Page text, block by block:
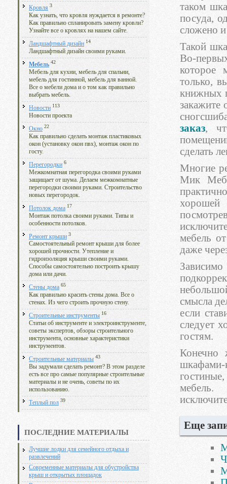
Кровля 3
Как узнать, что кровля нуждается в ремонте?
Как правильно спланировать замену кровли?
Узнайте все о кровлях на нашем сайте.
Ландшафтный дизайн 14
Ландшафтный дизайн своими руками.
Мебель 42
Мебель для кухни, мебель для спальни,
мебель для гостинной, мебель для ванной.
Все о мебели дома и о том как правильно
выбрать мебель.
Новости 113
Новости проекта
Окно 22
Как правильно сделать монтаж пластиковых
окон (установку окон пвх), монтаж окон по
госту.
Перегородки 6
Межкомнатная перегородка своими руками
защищает от шума. Делаем межкомнатные
перегородки своими руками. Строительство
новых перегородок.
Потолок дома 17
Монтаж потолка своими руками. Типы и
особенности потолков.
Ремонт крыши 3
Самостоятельный ремонт крыши для более
хорошей прочности. Утепление и
гидроизоляция крыши своими руками.
Способы самостоятельно построить крышу
дома или дачи.
Стены дома 65
Как правильно красить стены дома. Все о
стенах. Из чего строить прочную стену.
Строительные инструменты 16
Статьи об инструменте и электроинструменте,
советы экспертов, обзоры строительного
инструмента, основные характеристики
инструментов.
Строительные материалы 43
Вы задумали сделать ремонт? В этом разделе
есть все про самые популярные строительные
материалы и не очень, советы по их
использованию.
Теплый пол 39
ПОСЛЕДНИЕ МАТЕРИАЛЫ
Лучшие лодки для семейного отдыха и
развлечений
Современные материалы для обустройства
крыш и открытых площадок
таком
посуда,
сложено и
Такой
Во-
которое
только,
книжных
закажите
заказ,
сделать
Многие
Мик
хорошей
мебель
даже
смысла
если
следует
гостям.
Конечно
шкафами-
мебель.
Еще